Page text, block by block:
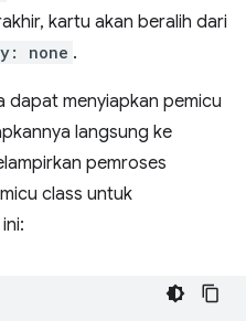
kartu akan beralih dari
none .
dapat menyiapkan pemicu
langsung ke
pemroses
class untuk